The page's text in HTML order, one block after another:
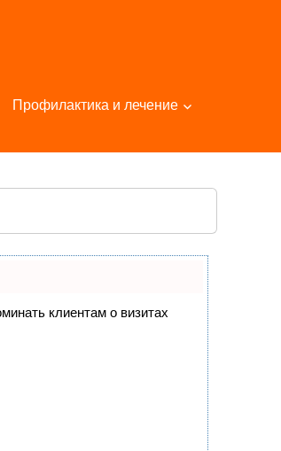
Профилактика и лечение
клиентам о визитах